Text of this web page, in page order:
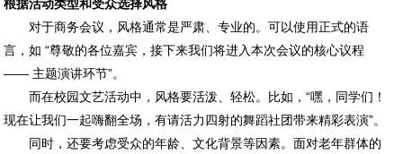
根据活动类型和受众选择风格
对于商务会议，风格通常是严肃、专业的。可以使用正式的语
言，如 “尊敬的各位嘉宾，接下来我们将进入本次会议的核心议程
—— 主题演讲环节”。
而在校园文艺活动中，风格要活泼、轻松。比如，“嘿，同学们！
现在让我们一起嗨翻全场，有请活力四射的舞蹈社团带来精彩表演”。
同时，还要考虑受众的年龄、文化背景等因素。面对老年群体的